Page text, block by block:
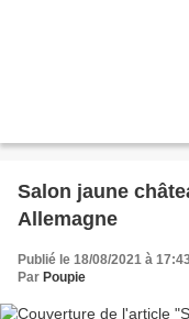
Salon jaune
Allemagne
Publié le 18/08/2021 à
Par Poupie